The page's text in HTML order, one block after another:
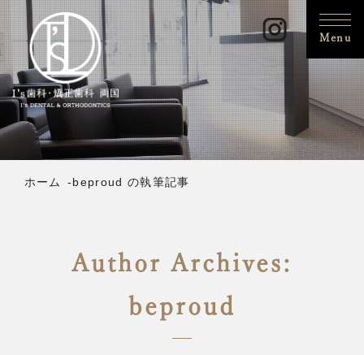
Menu
ホーム beproud の執筆記事
Author Archives:
beproud